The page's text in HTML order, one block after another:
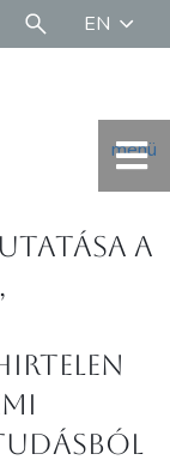
EN
menü
a